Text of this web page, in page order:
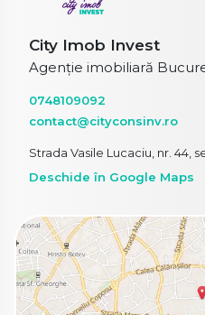
City Imob Invest
Agenție imobiliară
0748109092
contact@cityconsinv.ro
Strada Vasile Lucaciu, nr. 44,
Deschide în Google Maps